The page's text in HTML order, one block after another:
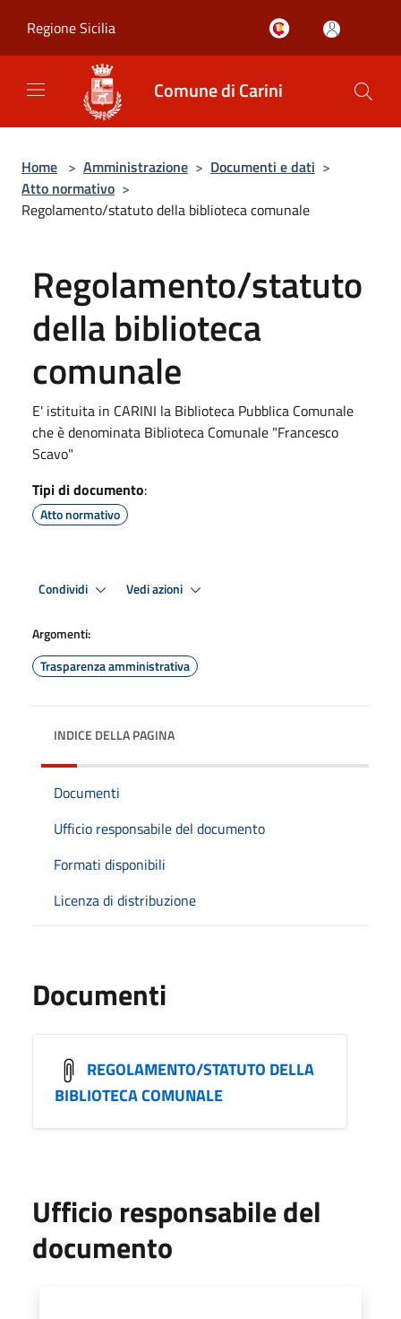
Regione Sicilia
Comune di Carini
Home > Amministrazione > Documenti e dati >
Atto normativo >
Regolamento/statuto della biblioteca comunale
Regolamento/statuto
della biblioteca
comunale
E' istituita in CARINI la Biblioteca Pubblica Comunale
che è denominata Biblioteca Comunale "Francesco
Scavo"
Tipi di documento:
Atto normativo
Condividi Vedi azioni
Argomenti:
Trasparenza amministrativa
INDICE DELLA PAGINA
Documenti
Ufficio responsabile del documento
Formati disponibili
Licenza di distribuzione
Documenti
REGOLAMENTO/STATUTO DELLA
BIBLIOTECA COMUNALE
Ufficio responsabile del
documento